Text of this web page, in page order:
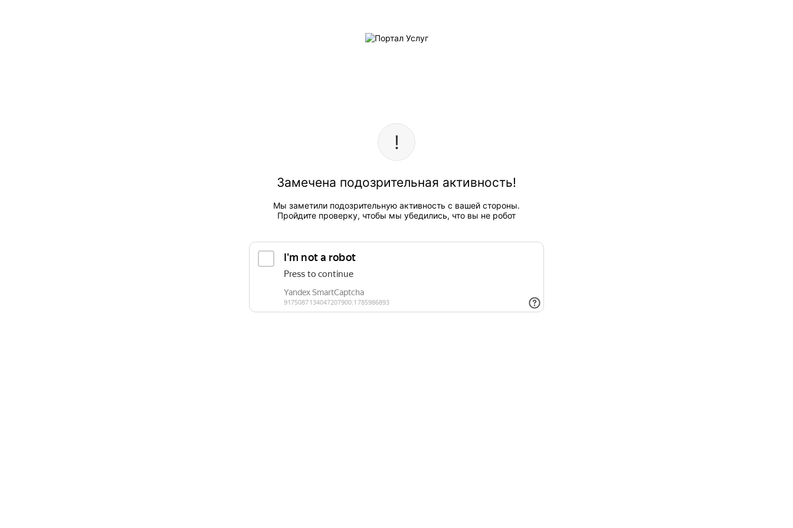
Замечена подозрительная активность!
Мы заметили подозрительную активность с вашей стороны.
Пройдите проверку, чтобы мы убедились, что вы не робот